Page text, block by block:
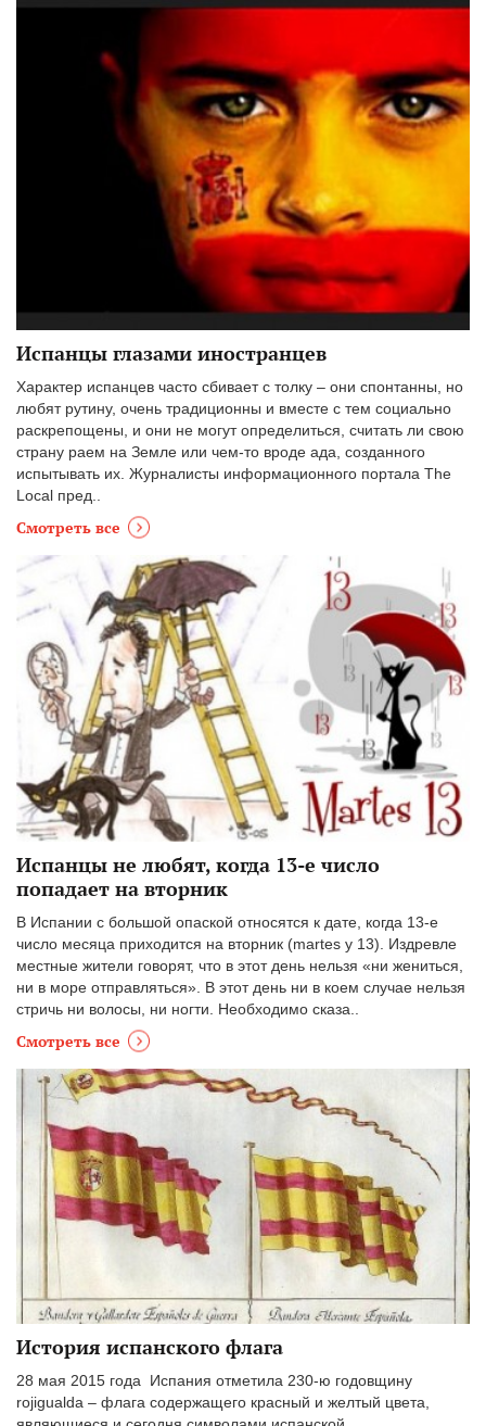
Испанцы глазами иностранцев
Характер испанцев часто сбивает с толку – они спонтанны, но
любят рутину, очень традиционны и вместе с тем социально
раскрепощены, и они не могут определиться, считать ли свою
страну раем на Земле или чем-то вроде ада, созданного
испытывать их. Журналисты информационного портала The
Local пред..
Смотреть все
Испанцы не любят, когда 13-е число
попадает на вторник
В Испании с большой опаской относятся к дате, когда 13-е
число месяца приходится на вторник (martes y 13). Издревле
местные жители говорят, что в этот день нельзя «ни жениться,
ни в море отправляться». В этот день ни в коем случае нельзя
стричь ни волосы, ни ногти. Необходимо сказа..
Смотреть все
История испанского флага
28 мая 2015 года Испания отметила 230-ю годовщину
rojigualda – флага содержащего красный и желтый цвета,